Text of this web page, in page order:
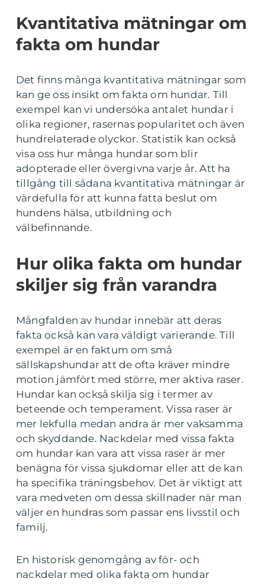
Kvantitativa mätningar om
fakta om hundar
Det finns många kvantitativa mätningar som
kan ge oss insikt om fakta om hundar. Till
exempel kan vi undersöka antalet hundar i
olika regioner, rasernas popularitet och även
hundrelaterade olyckor. Statistik kan också
visa oss hur många hundar som blir
adopterade eller övergivna varje år. Att ha
tillgång till sådana kvantitativa mätningar är
värdefulla för att kunna fatta beslut om
hundens hälsa, utbildning och
välbefinnande.
Hur olika fakta om hundar
skiljer sig från varandra
Mångfalden av hundar innebär att deras
fakta också kan vara väldigt varierande. Till
exempel är en faktum om små
sällskapshundar att de ofta kräver mindre
motion jämfört med större, mer aktiva raser.
Hundar kan också skilja sig i termer av
beteende och temperament. Vissa raser är
mer lekfulla medan andra är mer vaksamma
och skyddande. Nackdelar med vissa fakta
om hundar kan vara att vissa raser är mer
benägna för vissa sjukdomar eller att de kan
ha specifika träningsbehov. Det är viktigt att
vara medveten om dessa skillnader när man
väljer en hundras som passar ens livsstil och
familj.
En historisk genomgång av för- och
nackdelar med olika fakta om hundar